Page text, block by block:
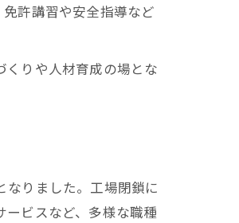
許講習や安全指導など
りや人材育成の場とな
なりました。工場閉鎖に
ビスなど、多様な職種